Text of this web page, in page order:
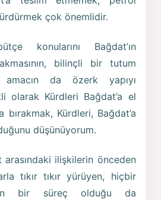
çok önemlidir.
konularını Bağdat’ın
bilinçli bir tutum
da özerk yapıyı
olarak Kürdleri Bağdat’a el
bırakmak, Kürdleri, Bağdat’a
düşünüyorum.
ilişkilerin önceden
tıkır tıkır yürüyen, hiçbir
bir süreç olduğu da